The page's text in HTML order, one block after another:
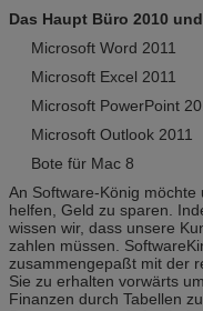
Das Haupt Büro 2010
Microsoft Word 2011
Microsoft Excel 2011
Microsoft PowerPoint
Microsoft Outlook 2011
Bote für Mac 8
An Software-König
helfen, Geld zu sparen.
wissen wir, dass unsere
zahlen müssen.
zusammengepaßt mit der
Sie zu erhalten vorwärts
Finanzen durch Tabellen